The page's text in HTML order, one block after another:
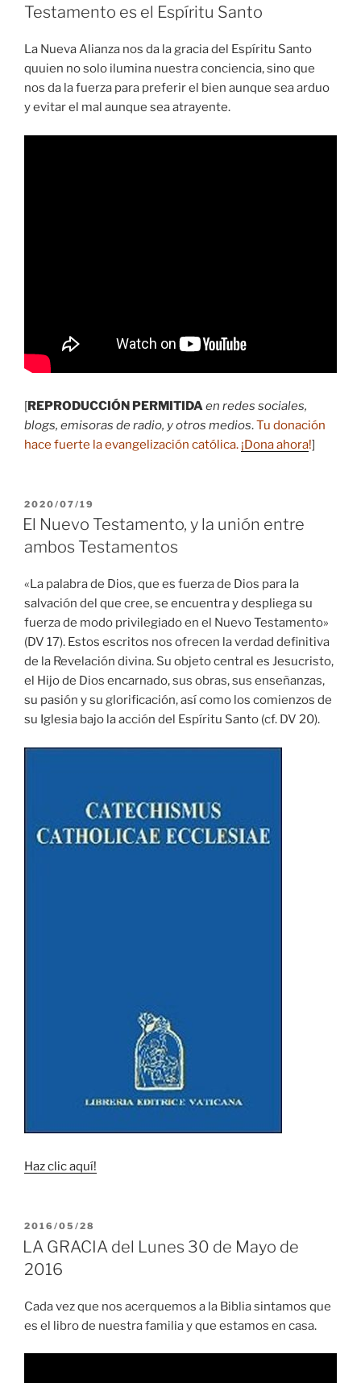
Testamento es el Espíritu Santo
La Nueva Alianza nos da la gracia del Espíritu Santo
quuien no solo ilumina nuestra conciencia, sino que
nos da la fuerza para preferir el bien aunque sea arduo
y evitar el mal aunque sea atrayente.
[REPRODUCCIÓN PERMITIDAen redes sociales,
blogs, emisoras de radio, y otros medios.Tu donación
hace fuerte la evangelización católica. ¡Dona ahora!]
PUBLICADO
EL
2020/07/19
El Nuevo Testamento, y la unión entre
ambos Testamentos
«La palabra de Dios, que es fuerza de Dios para la
salvación del que cree, se encuentra y despliega su
fuerza de modo privilegiado en el Nuevo Testamento»
(DV 17). Estos escritos nos ofrecen la verdad definitiva
de la Revelación divina. Su objeto central es Jesucristo,
el Hijo de Dios encarnado, sus obras, sus enseñanzas,
su pasión y su glorificación, así como los comienzos de
su Iglesia bajo la acción del Espíritu Santo (cf. DV 20).
Haz clic aquí!
PUBLICADO
EL
2016/05/28
LA GRACIA del Lunes 30 de Mayo de
2016
Cada vez que nos acerquemos a la Biblia sintamos que
es el libro de nuestra familia y que estamos en casa.